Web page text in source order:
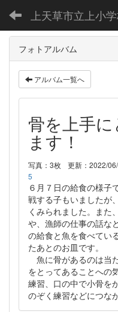
上天草市立上小
フォトアルバム
アルバム一覧へ
骨を上手
ます！
写真：3枚 更新：2022/
5
６月７日の給食の様子
戦する子もいましたが
くみられました。また
や、漁師の仕事の話な
の給食と魚を食べてい
たあとのお皿です。
魚に骨があるのは当
をとってあることへの
練習、口の中で小骨を
のぞく練習などにつな